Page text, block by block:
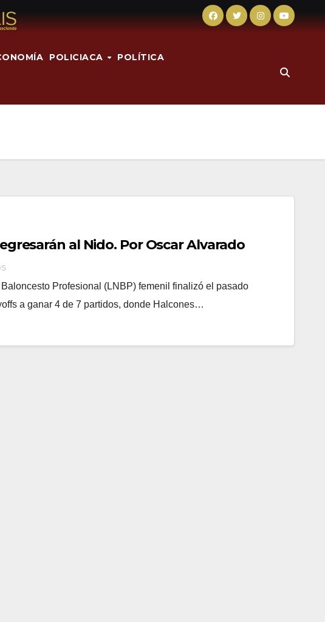
POLICIACA POLÍTICA
al Nido. Por Oscar Alvarado
Profesional (LNBP) femenil finalizó el pasado
a ganar 4 de 7 partidos, donde Halcones…